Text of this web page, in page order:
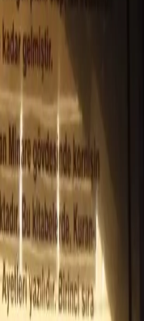
taşlarıyla
1500
(Şeyh Matar)’ın
inşaa
yükselen
tek örnektir. Şeyh
bilgi
önemli anıt eserleri
R.A. (Şeyh
Sur ilçesi
Camisi'nde